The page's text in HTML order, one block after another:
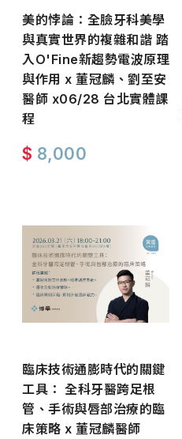
美的悖論：全臉牙科美學
與真實世界的複雜和諧 踏
入O'Fine新趨勢電波原理
與作用 x 董冠麟、劉至安
醫師 x06/28 台北實體課
程
$ 8,000
臨床技術通膨時代的關鍵
工具： 全科牙醫跨足根
管、手術與唇部治療的臨
床策略 x 董冠麟醫師